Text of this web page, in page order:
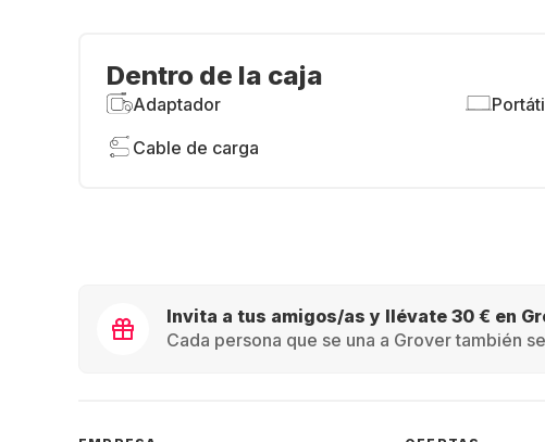
Dentro de la caja
Adaptador
Cable de carga
Invita a tus amigos/as y llévate 30 € en
Cada persona que se una a Grover también